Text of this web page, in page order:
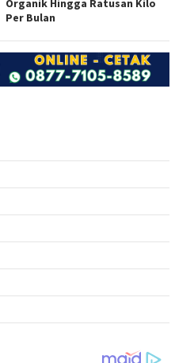
Organik Hingga Ratusan Kilo
Per Bulan